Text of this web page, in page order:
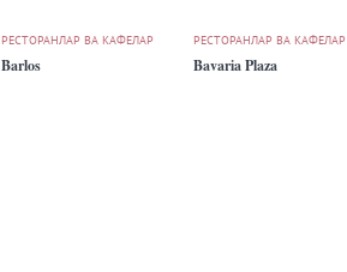
РЕСТОРАНЛАР ВА КАФЕЛАР
Barlos
РЕСТОРАНЛАР ВА КАФЕЛАР
Bavaria Plaza